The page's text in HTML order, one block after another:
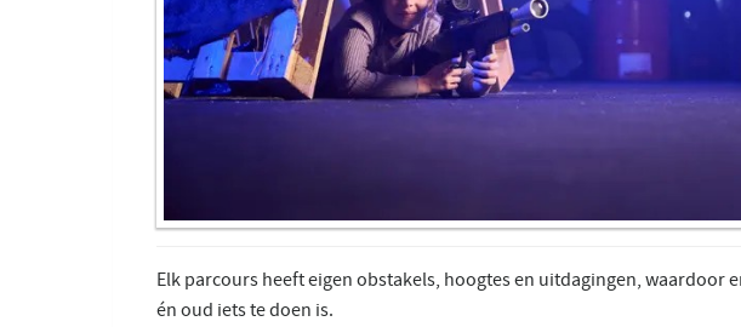
Elk parcours heeft eigen obstakels, hoogtes en uitdagingen, waardoor
én oud iets te doen is.